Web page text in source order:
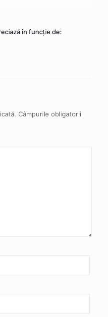
în funcție de:
Câmpurile obligatorii